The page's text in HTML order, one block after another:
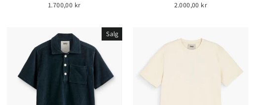
1.700,00 kr 2.000,00 kr
Salg